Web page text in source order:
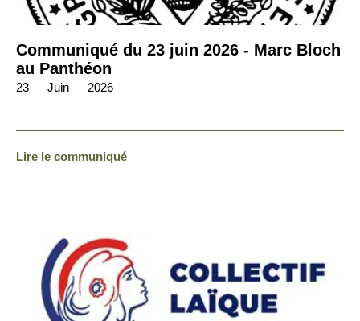
Communiqué du 23 juin 2026 - Marc Bloch
au Panthéon
23 — Juin — 2026
Lire le communiqué